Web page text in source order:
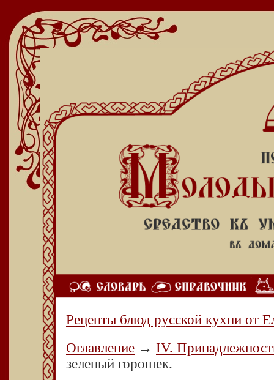
Рецепты блюд русской кухни от
Оглавление → IV.
зеленый горошек.